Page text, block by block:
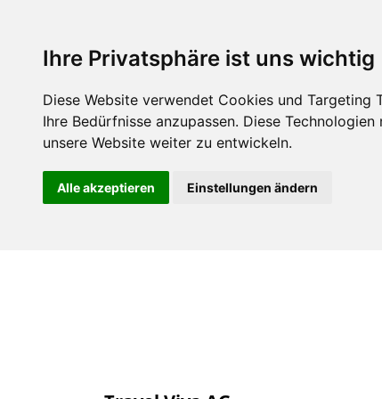
Ihre Privatsphäre ist uns wichtig
Diese Website verwendet Cookies und Targeting
Ihre Bedürfnisse anzupassen. Diese
unsere Website weiter zu entwickeln.
Alle akzeptieren Einstellungen ändern